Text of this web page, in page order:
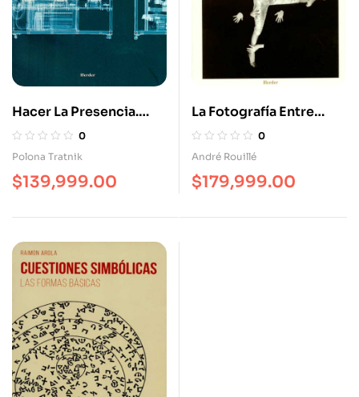
Hacer La Presencia.
Fotografía, Arte Y
(Bio)Tecnología
0
Polona Tratnik
$139,999.00
La Fotografía Entre
Documento Y Arte
Contemporáneo
0
André Rouillé
$179,999.00